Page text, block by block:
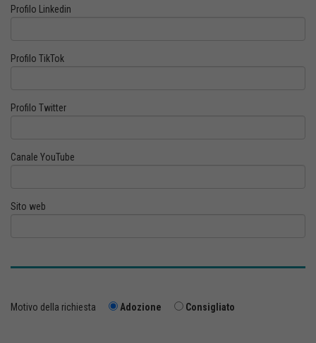
Profilo Linkedin
Profilo TikTok
Profilo Twitter
Canale YouTube
Sito web
Motivo della richiesta Adozione Consigliato